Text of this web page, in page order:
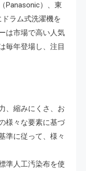
Panasonic）、東
ラム式洗濯機を
は市場で高い人気
毎年登場し、注目
、縮みにくさ、お
様々な要素に基づ
準に従って、様々
準人工汚染布を使